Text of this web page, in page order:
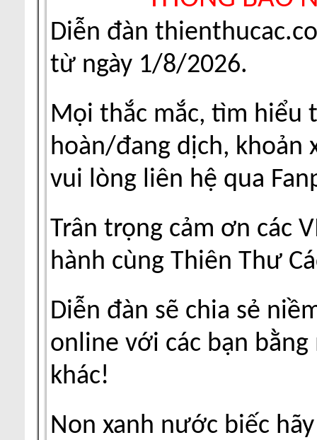
Diễn đàn
từ ngày 1/8/2026.
Mọi thắc mắc, tìm hiểu
hoàn/đang dịch, khoản
vui lòng liên hệ qua
Trân trọng cảm ơn các
hành cùng Thiên Thư
Diễn đàn sẽ chia sẻ
online với các bạn
khác!
Non xanh nước biếc